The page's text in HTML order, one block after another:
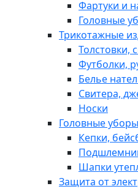
Фартуки и
Головные
Трикотажные
Толстовки,
Футболки,
Белье
Свитера,
Носки
Головные уборы
Кепки,
Шапки
Защита от